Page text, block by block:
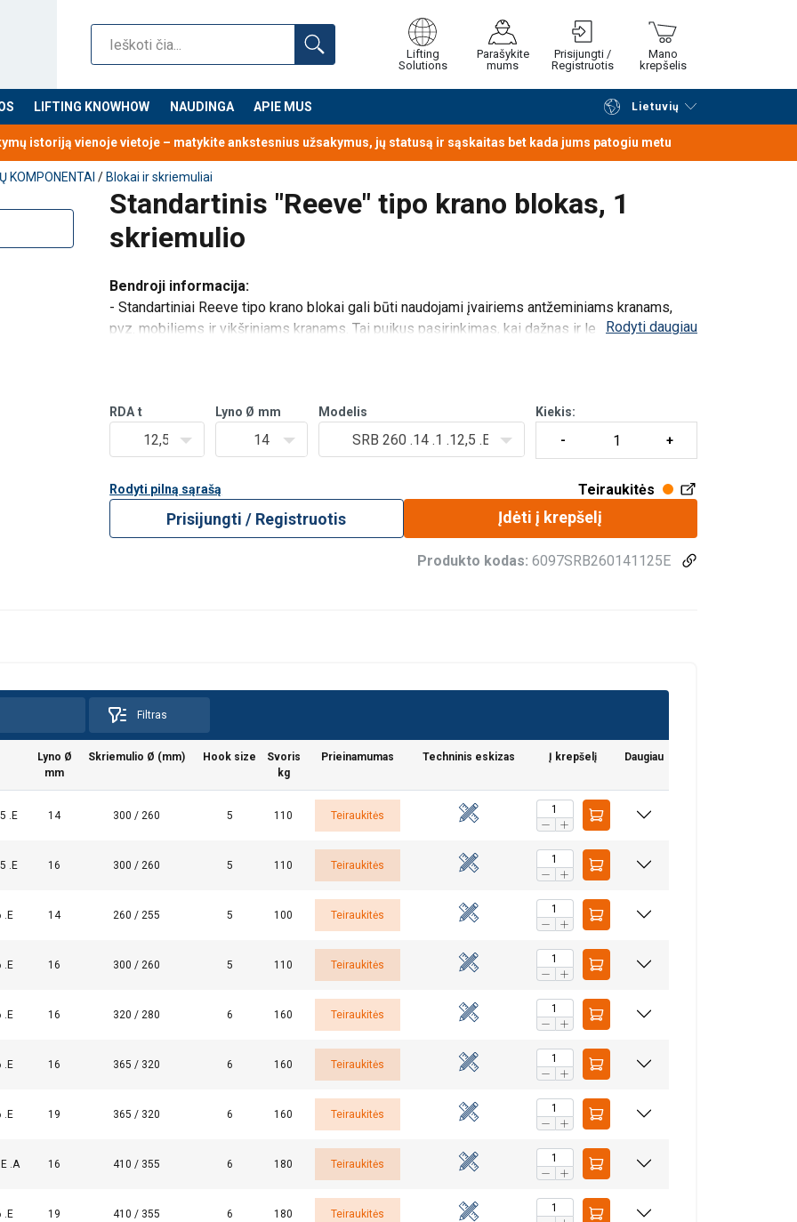
Lifting
Solutions
Parašykite
mums
Prisijungti /
Registruotis
Mano
krepšelis
LIFTING KNOWHOW NAUDINGA APIE MUS Lietuvių
Tęsti naršymą Tęsti pirkimą
istoriją vienoje vietoje – matykite ankstesnius užsakymus, jų statusą ir sąskaitas bet kada jums patogiu metu
KOMPONENTAI / Blokai ir skriemuliai
Standartinis "Reeve" tipo krano blokas, 1
skriemulio
Bendroji informacija:
- Standartiniai Reeve tipo krano blokai gali būti naudojami įvairiems antžeminiams kranams,
pvz. mobiliems ir vikšriniams kranams. Tai puikus pasirinkimas, kai dažnas ir lengvas bloko
Rodyti daugiau
RDA t
12,5
Lyno Ø mm
14
Modelis
SRB 260 .14 .1 .12,5 .E
Kiekis:
Rodyti pilną sąrašą Teiraukitės
Prisijungti / Registruotis Įdėti į krepšelį
Produkto kodas: 6097SRB260141125E
Filtras
Lyno Ø
mm
Skriemulio Ø (mm) Hook size
Svoris
kg
Prieinamumas Techninis eskizas Į krepšelį Daugiau
.E 14 300 / 260 5 110 Teiraukitės
.E 16 300 / 260 5 110 Teiraukitės
.E 14 260 / 255 5 100 Teiraukitės
.E 16 300 / 260 5 110 Teiraukitės
.E 16 320 / 280 6 160 Teiraukitės
.E 16 365 / 320 6 160 Teiraukitės
.E 19 365 / 320 6 160 Teiraukitės
.A 16 410 / 355 6 180 Teiraukitės
.E 19 410 / 355 6 180 Teiraukitės
LITHUANIAN
ENGLISH TRANSLATION
siekdami suasmeninti turinį, skelbimus ir analizuoti srautą. Taip pat dalijamės
naudojimąsi mūsų svetaine su mūsų reklamos ir analizės partneriais, kurie gali
informacija, kurią jiems pateikėte arba kurią jie surinko, kai naudojatės jų
Funkciniai Neklasifikuojami